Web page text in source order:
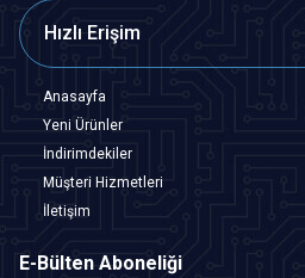
Hızlı Erişim
Anasayfa
Yeni Ürünler
İndirimdekiler
Müşteri Hizmetleri
İletişim
E-Bülten Aboneliği